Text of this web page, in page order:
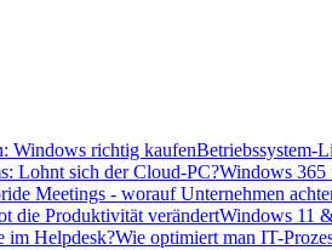
Betriebssystem-
Windows 365
Windows 11
Wie optimiert man IT-